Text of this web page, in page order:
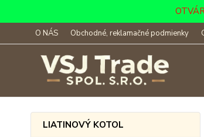
O NÁS Obchodné, reklamačné podmienky
LIATINOVÝ KOTOL